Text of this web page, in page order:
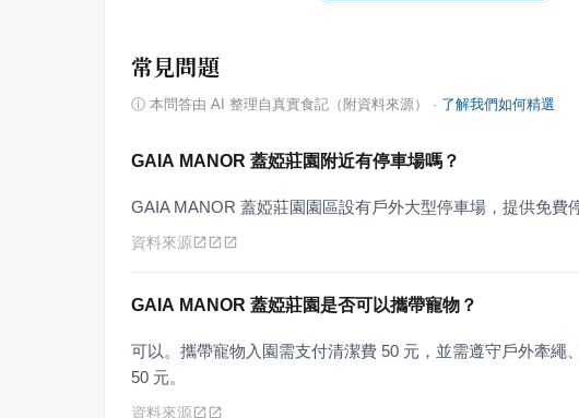
常見問題
ⓘ 本問答由 AI 整理自真實食記（附資料來源） · 了解我們如何精選
GAIA MANOR 蓋婭莊園附近有停車場嗎？
GAIA MANOR 蓋婭莊園園區設有戶外大型停車場，提供免費
資料來源
GAIA MANOR 蓋婭莊園是否可以攜帶寵物？
可以。攜帶寵物入園需支付清潔費 50 元，並需遵守戶外牽繩
50 元。
資料來源